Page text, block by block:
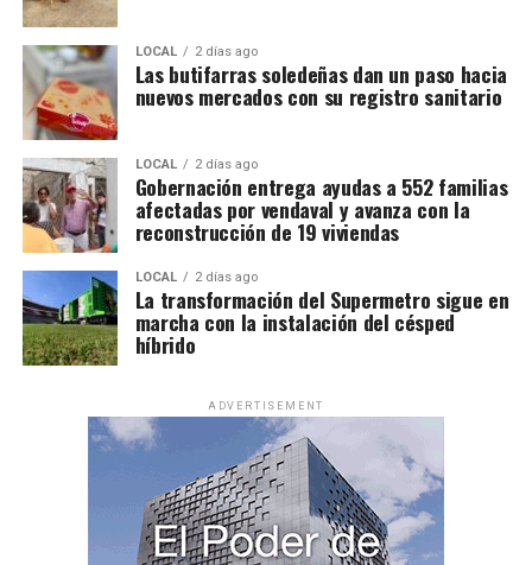
LOCAL 2 días ago
Las butifarras soledeñas dan un paso hacia
nuevos mercados con su registro sanitario
LOCAL 2 días ago
Gobernación entrega ayudas a 552 familias
afectadas por vendaval y avanza con la
reconstrucción de 19 viviendas
LOCAL 2 días ago
La transformación del Supermetro sigue en
marcha con la instalación del césped
híbrido
ADVERTISEMENT